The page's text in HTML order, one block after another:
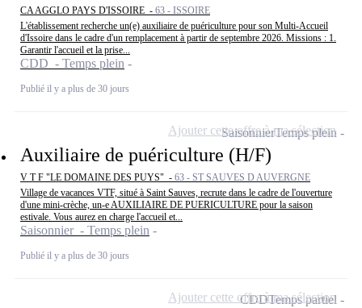
CA AGGLO PAYS D'ISSOIRE - 63 - ISSOIRE
L'établissement recherche un(e) auxiliaire de puériculture pour son Multi-Accueil
d'Issoire dans le cadre d'un remplacement à partir de septembre 2026. Missions : 1.
Garantir l'accueil et la prise...
CDD - Temps plein
Publié il y a plus de 30 jours
Auxiliaire de puériculture (H/F)
V T F "LE DOMAINE DES PUYS" - 63 - ST SAUVES D AUVERGNE
Village de vacances VTF, situé à Saint Sauves, recrute dans le cadre de l'ouverture
d'une mini-crèche, un-e AUXILIAIRE DE PUERICULTURE pour la saison
estivale. Vous aurez en charge l'accueil et...
Saisonnier - Temps plein
Publié il y a plus de 30 jours
SaisonnierTemps plein
Ajouter cette offre à ma sélection
CDDTemps partiel
Ajouter cette offre à ma sélection